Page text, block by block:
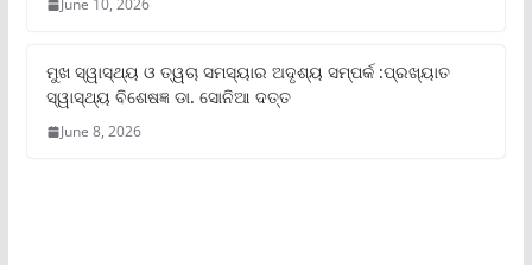
June 10, 2026
ମୁଖ ସ୍ୱାସ୍ଥ୍ୟ ଓ ତ୍ୱଚା ସମସ୍ୟାର ଅଦୃଶ୍ୟ ସମ୍ପର୍କ :ପ୍ରଖ୍ୟାତ
ସ୍ୱାସ୍ଥ୍ୟ ବିଶେଷଜ୍ଞ ଡା. ସୋନିଆ ଦତ୍ତ
June 8, 2026